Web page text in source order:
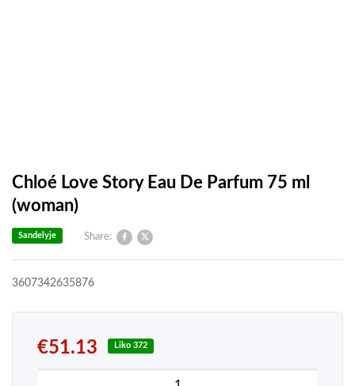
Chloé Love Story Eau De Parfum 75 ml
(woman)
Share:
Sandelyje
3607342635876
€51.13 Liko 372
produkto kiekis: Chloé Love Story Eau De Parfum